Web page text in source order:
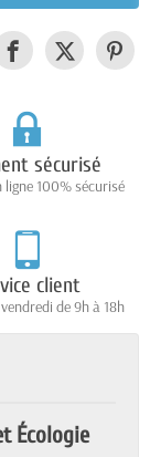
sécurisé
ligne 100% sécurisé
client
de 9h à 18h
Écologie